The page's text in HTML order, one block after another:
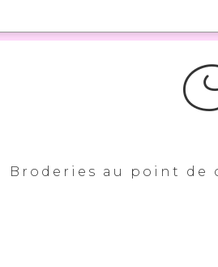
Broderies au point de